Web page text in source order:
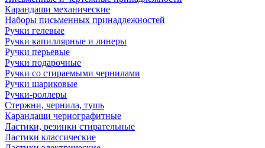
Карандаши механические
Наборы письменных принадлежностей
Ручки гелевые
Ручки капиллярные и линеры
Ручки перьевые
Ручки подарочные
Ручки со стираемыми чернилами
Ручки шариковые
Ручки-роллеры
Стержни, чернила, тушь
Карандаши чернографитные
Ластики, резинки стирательные
Ластики классические